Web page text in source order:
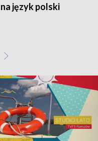
język polski